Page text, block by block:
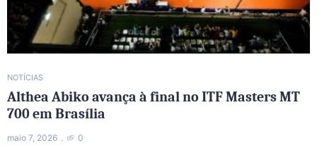
NOTÍCIAS
Althea Abiko avança à final no ITF Masters MT
700 em Brasília
maio 7, 2026 0